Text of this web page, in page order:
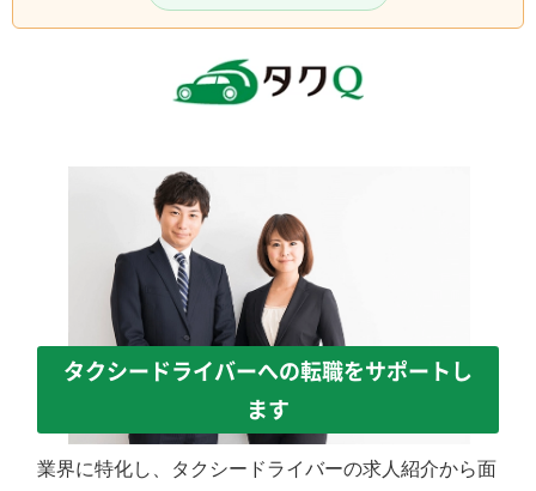
タクシードライバーへの転職をサポートし
ます
業界に特化し、タクシードライバーの求人紹介から面